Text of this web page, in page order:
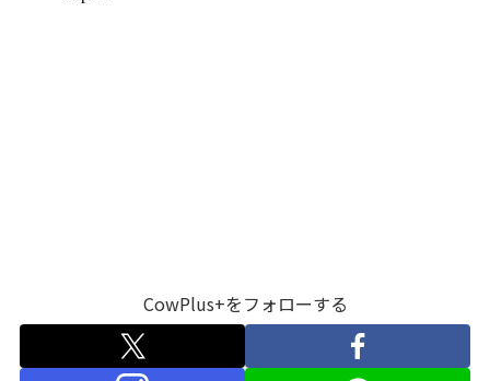
CowPlus+をフォローする